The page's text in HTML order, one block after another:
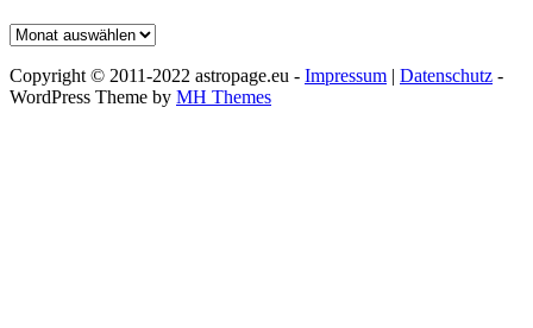
Archiv
Copyright © 2011-2022 astropage.eu - Impressum | Datenschutz -
WordPress Theme by MH Themes